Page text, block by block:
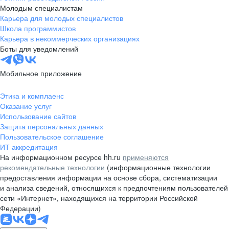
Молодым специалистам
Карьера для молодых специалистов
Школа программистов
Карьера в некоммерческих организациях
Боты для уведомлений
Мобильное приложение
Этика и комплаенс
Оказание услуг
Использование сайтов
Защита персональных данных
Пользовательское соглашение
ИТ аккредитация
На информационном ресурсе hh.ru применяются
рекомендательные технологии (информационные технологии
предоставления информации на основе сбора, систематизации
и анализа сведений, относящихся к предпочтениям пользователей
сети «Интернет», находящихся на территории Российской
Федерации)